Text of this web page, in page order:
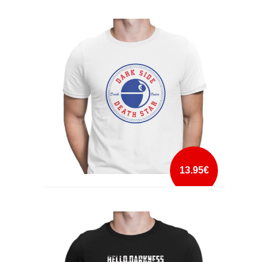
13.95€
add à lista